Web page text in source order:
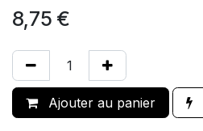
8,75 €
Ajouter au panier